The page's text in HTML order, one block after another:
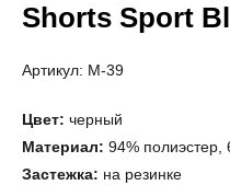
Shorts Sport
Артикул: M-39
Цвет: черный
Материал: 94% полиэстер,
Застежка: на резинке